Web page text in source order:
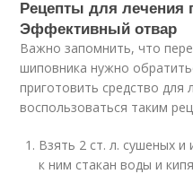
Рецепты для лечения
Эффективный отвар
Важно запомнить, что
шиповника нужно
приготовить средство
воспользоваться таким
Взять 2 ст. л. сушеных
к ним стакан воды и